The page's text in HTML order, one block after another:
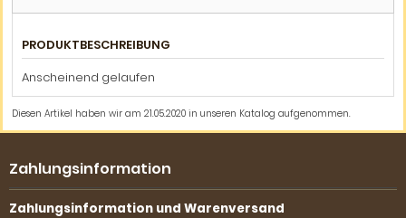
PRODUKTBESCHREIBUNG
Anscheinend gelaufen
Diesen Artikel haben wir am 21.05.2020 in unseren Katalog aufgenommen.
Zahlungsinformation
Zahlungsinformation und Warenversand